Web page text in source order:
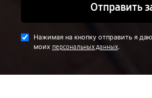
Отправить
Нажимая на кнопку отправить я
моих персональных данных.